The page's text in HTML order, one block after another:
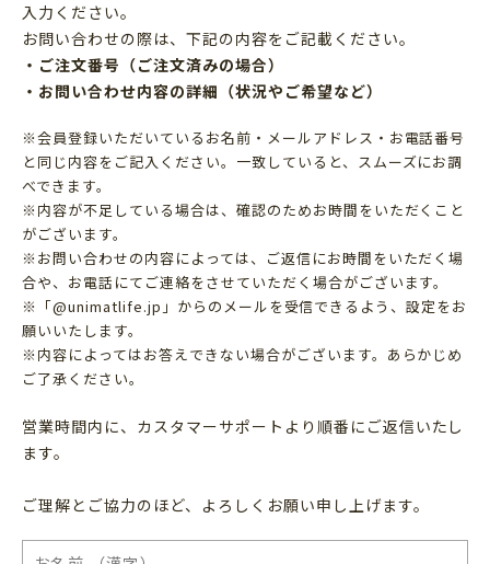
入力ください。
お問い合わせの際は、下記の内容をご記載ください。
・ご注文番号（ご注文済みの場合）
・お問い合わせ内容の詳細（状況やご希望など）
※会員登録いただいているお名前・メールアドレス・お電話番号
と同じ内容をご記入ください。一致していると、スムーズにお調
べできます。
※内容が不足している場合は、確認のためお時間をいただくこと
がございます。
※お問い合わせの内容によっては、ご返信にお時間をいただく場
合や、お電話にてご連絡をさせていただく場合がございます。
※「@unimatlife.jp」からのメールを受信できるよう、設定をお
願いいたします。
※内容によってはお答えできない場合がございます。あらかじめ
ご了承ください。
営業時間内に、カスタマーサポートより順番にご返信いたし
ます。
ご理解とご協力のほど、よろしくお願い申し上げます。